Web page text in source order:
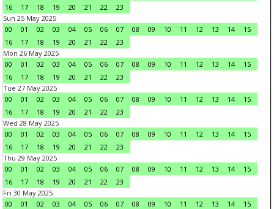
16
17 18 19 20 21 22
23
Sun 25 May 2025
00
01 02 03 04 05 06 07 08 09 10 11 12 13 14
15
16
17 18 19 20 21 22
23
Mon 26 May 2025
00
01 02 03 04 05 06 07 08 09 10 11 12 13 14
15
16
17 18 19 20 21 22
23
Tue 27 May 2025
00
01 02 03 04 05 06 07 08 09 10 11 12 13 14
15
16
17 18 19 20 21 22
23
Wed 28 May 2025
00
01 02 03 04 05 06 07 08 09 10 11 12 13 14
15
16
17 18 19 20 21 22
23
Thu 29 May 2025
00
01 02 03 04 05 06 07 08 09 10 11 12 13 14
15
16
17 18 19 20 21 22
23
Fri 30 May 2025
00
01 02 03 04 05 06 07 08 09 10 11 12 13 14
15